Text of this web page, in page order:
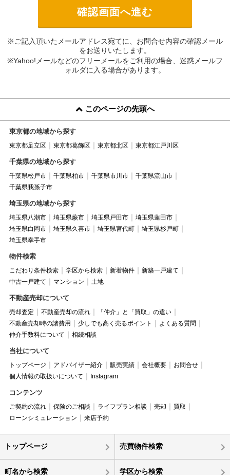
※ご記入頂いたメールアドレス宛てに、お問合せ内容の確認メール
をお送りいたします。
※Yahoo!メールなどのフリーメールをご利用の場合、迷惑メールフ
ォルダに入る場合があります。
このページの先頭へ
東京都の地域から探す
東京都足立区 東京都葛飾区 東京都北区 東京都江戸川区
千葉県の地域から探す
千葉県松戸市 千葉県柏市 千葉県市川市
千葉県流山市
千葉県我孫子市
埼玉県の地域から探す
埼玉県八潮市 埼玉県蕨市 埼玉県戸田市
埼玉県蓮田市
埼玉県白岡市
埼玉県久喜市 埼玉県宮代町
埼玉県杉戸町
埼玉県幸手市
物件検索
こだわり条件検索 学区から検索 新着物件
新築一戸建て
中古一戸建て
マンション 土地
不動産売却について
売却査定 不動産売却の流れ
「仲介」と「買取」の違い
不動産売却時の諸費用
少しでも高く売るポイント
よくある質問
仲介手数料について
相続相談
当社について
トップページ アドバイザー紹介 販売実績 会社概要
お問合せ
個人情報の取扱いについて
Instagram
コンテンツ
ご契約の流れ 保険のご相談 ライフプラン相談 売却
買取
ローンシミュレーション
来店予約
トップページ 売買物件検索
町名から検索 学区から検索